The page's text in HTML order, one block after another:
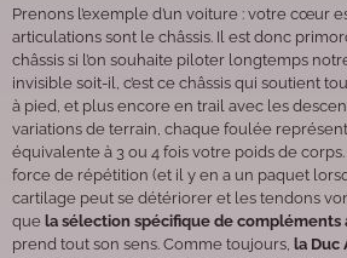
Prenons l’exemple d’un voiture : votre cœur
articulations sont le châssis. Il est donc
châssis si l’on souhaite piloter longtemps
invisible soit-il, c’est ce châssis qui soutient
à pied, et plus encore en trail avec les
variations de terrain, chaque foulée
équivalente à 3 ou 4 fois votre poids de corps.
force de répétition (et il y en a un paquet
cartilage peut se détériorer et les tendons vont
que la sélection spécifique de compléments
prend tout son sens. Comme toujours, la Duc